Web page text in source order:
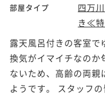
部屋タイプ
四万
き≪
露天風呂付きの客室で
換気がイマイチなのか
ないため、高齢の両親
ようです。 スタッフ